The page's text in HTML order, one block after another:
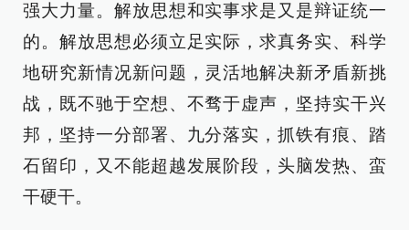
强大力量。解放思想和实事求是又是辩证统一
的。解放思想必须立足实际，求真务实、科学
地研究新情况新问题，灵活地解决新矛盾新挑
战，既不驰于空想、不骛于虚声，坚持实干兴
邦，坚持一分部署、九分落实，抓铁有痕、踏
石留印，又不能超越发展阶段，头脑发热、蛮
干硬干。